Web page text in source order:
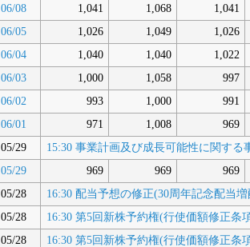
06/08
1,041 1,068 1,041
06/05
1,026 1,049 1,026
06/04
1,040 1,040 1,022
06/03
1,000 1,058 997
06/02
993 1,000 991
06/01
971 1,008 969
05/29
15:30 事業計画及び成長可能性に関する
05/29
969 969 969
05/28
16:30 配当予想の修正(30周年記念配当
05/28
16:30 第5回新株予約権(行使価額修正
05/28
16:30 第5回新株予約権(行使価額修正